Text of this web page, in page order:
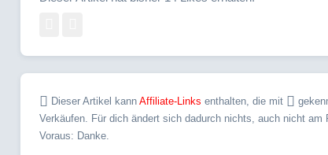
Dieser Artikel kann Affiliate-Links enthalten, die mit
Verkäufen. Für dich ändert sich dadurch nichts, auch nicht
Voraus: Danke.